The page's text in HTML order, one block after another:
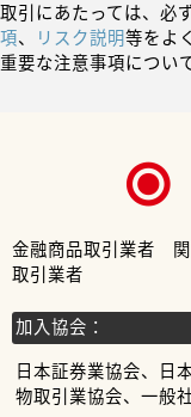
取引にあたっては、必
項、 リスク説明等をよ
重要な注意事項につい
金融商品取引業者
取引業者
加入協会：
日本証券業協会、日
物取引業協会、一般